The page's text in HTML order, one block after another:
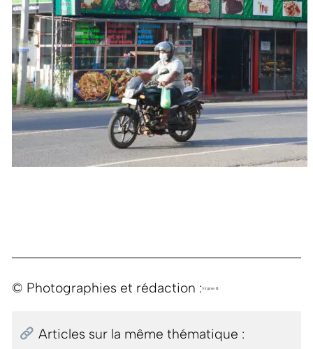
© Photographies et rédaction :Virginie B.
Articles sur la même thématique :